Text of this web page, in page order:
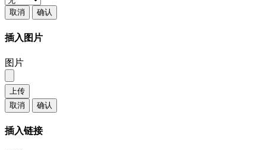
取消 确认
插入图片
图片
上传
取消
确认
插入链接